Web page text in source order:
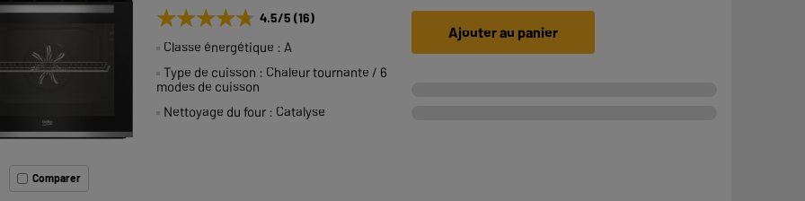
Comparer
★★★★★
★★★★★ 4.5/5 (16)
Classe énergétique : A
Type de cuisson : Chaleur tournante / 6
modes de cuisson
Nettoyage du four : Catalyse
Ajouter au panier